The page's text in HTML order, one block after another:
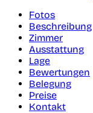
Fotos
Beschreibung
Zimmer
Ausstattung
Lage
Bewertungen
Belegung
Preise
Kontakt